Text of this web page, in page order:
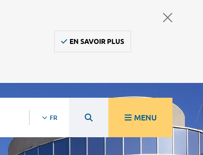
EN SAVOIR PLUS
FR MENU